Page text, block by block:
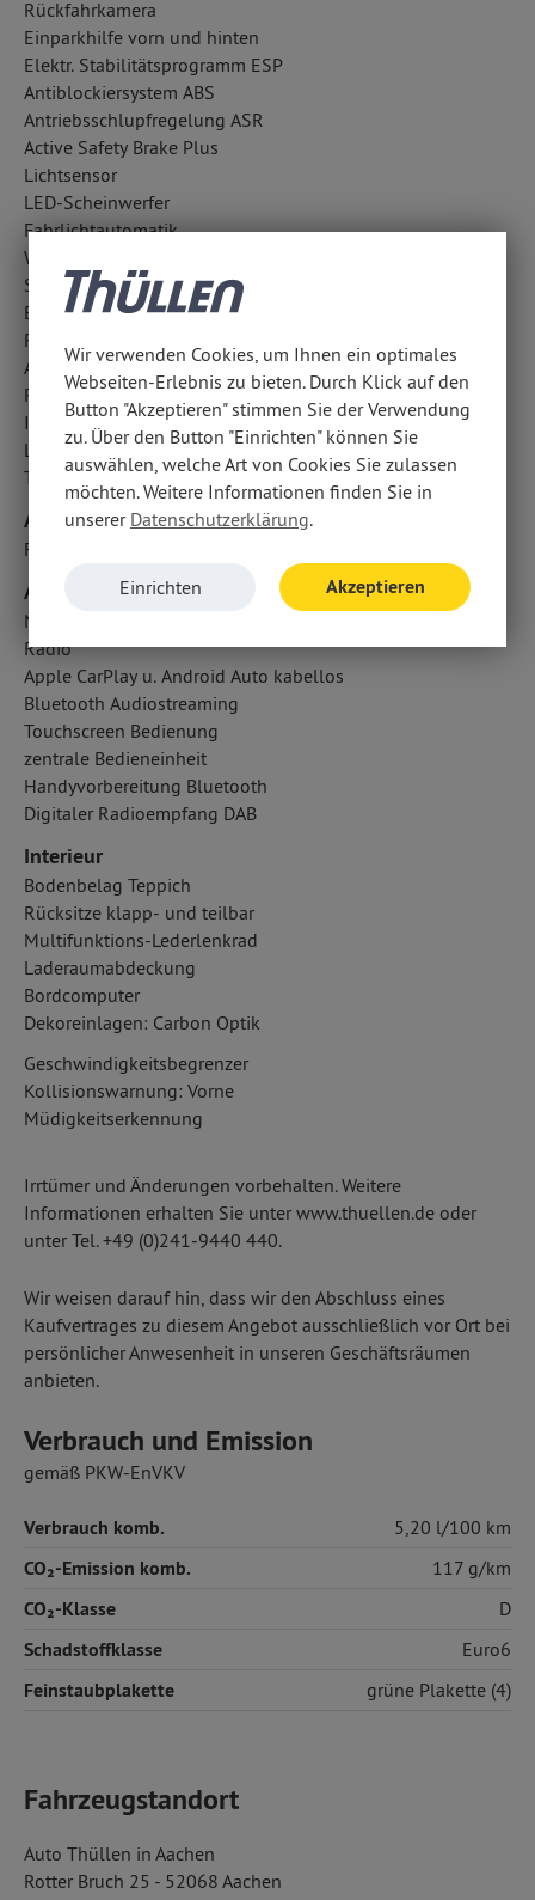
Rückfahrkamera
Einparkhilfe vorn und hinten
Elektr. Stabilitätsprogramm ESP
Antiblockiersystem ABS
Antriebsschlupfregelung ASR
Active Safety Brake Plus
Lichtsensor
LED-Scheinwerfer
Fahrlichtautomatik
Wegfahrsperre
Surround-Kamerasystem: 360° Kamera
Berganfahrhilfe
Regensensor
Außentemperatur Anzeige
Reifendruckverlust-Warnung
ISOFIX Kindersitzbefestigung
LED-Tagfahrlicht
Totwinkel-Assistent
Airbags
Fahrer- /Beifahrerairbag
Audio & Kommunikation
Navigationssystem
Radio
Apple CarPlay u. Android Auto kabellos
Bluetooth Audiostreaming
Touchscreen Bedienung
zentrale Bedieneinheit
Handyvorbereitung Bluetooth
Digitaler Radioempfang DAB
Interieur
Bodenbelag Teppich
Rücksitze klapp- und teilbar
Multifunktions-Lederlenkrad
Laderaumabdeckung
Bordcomputer
Dekoreinlagen: Carbon Optik
Geschwindigkeitsbegrenzer
Kollisionswarnung: Vorne
Müdigkeitserkennung
Irrtümer und Änderungen vorbehalten. Weitere
Informationen erhalten Sie unter www.thuellen.de oder
unter Tel. +49 (0)241-9440 440.
Wir weisen darauf hin, dass wir den Abschluss eines
Kaufvertrages zu diesem Angebot ausschließlich vor Ort bei
persönlicher Anwesenheit in unseren Geschäftsräumen
anbieten.
Verbrauch und Emission
gemäß PKW-EnVKV
Verbrauch komb. 5,20 l/100 km
CO₂-Emission komb. 117 g/km
CO₂-Klasse D
Schadstoffklasse Euro6
Feinstaubplakette grüne Plakette (4)
Fahrzeugstandort
Auto Thüllen in Aachen
Rotter Bruch 25 - 52068 Aachen
Wir verwenden Cookies, um Ihnen ein optimales
Webseiten-Erlebnis zu bieten. Durch Klick auf den
Button "Akzeptieren" stimmen Sie der Verwendung
zu. Über den Button "Einrichten" können Sie
auswählen, welche Art von Cookies Sie zulassen
möchten. Weitere Informationen finden Sie in
unserer Datenschutzerklärung.
Einrichten Akzeptieren